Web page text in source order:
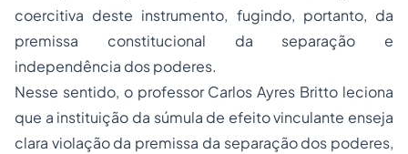
coercitiva deste instrumento, fugindo, portanto, da
premissa constitucional da separação e
independência dos poderes.
Nesse sentido, o professor Carlos Ayres Britto leciona
que a instituição da súmula de efeito vinculante enseja
clara violação da premissa da separação dos poderes,